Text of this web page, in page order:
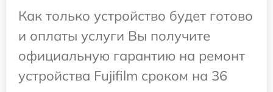
Как только устройство будет готово
и оплаты услуги Вы получите
официальную гарантию на ремонт
устройства Fujifilm сроком на 36